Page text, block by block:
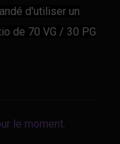
d'utiliser un
de 70 VG / 30 PG
le moment.